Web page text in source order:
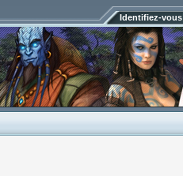
Identifiez-vous